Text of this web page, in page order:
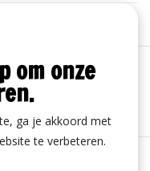
om onze
ga je akkoord met
te verbeteren.